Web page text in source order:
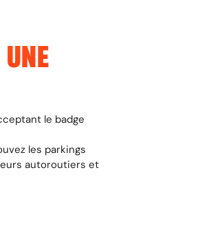
le badge
les parkings
autoroutiers et